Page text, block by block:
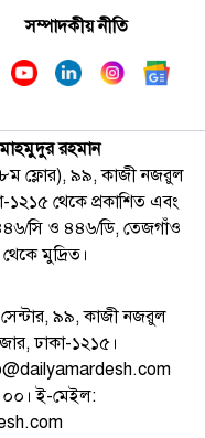
সম্পাদকীয় নীতি
রহমান
(৮ম ফ্লোর), ৯৯, কাজী নজরুল
১২১৫ থেকে প্রকাশিত এবং
সি ও ৪৪৬/ডি, তেজগাঁও
মুদ্রিত।
সেন্টার, ৯৯, কাজী নজরুল
ঢাকা-১২১৫।
ই-মেইল: